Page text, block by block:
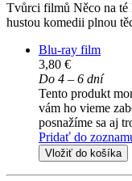
Tvůrci filmů Něco na té
hustou komedii plnou
Blu-ray film
3,80 €
Do 4 – 6 dní
Tento produkt
vám ho vieme
posnažíme sa aj
Pridať do
Vložiť do košíka